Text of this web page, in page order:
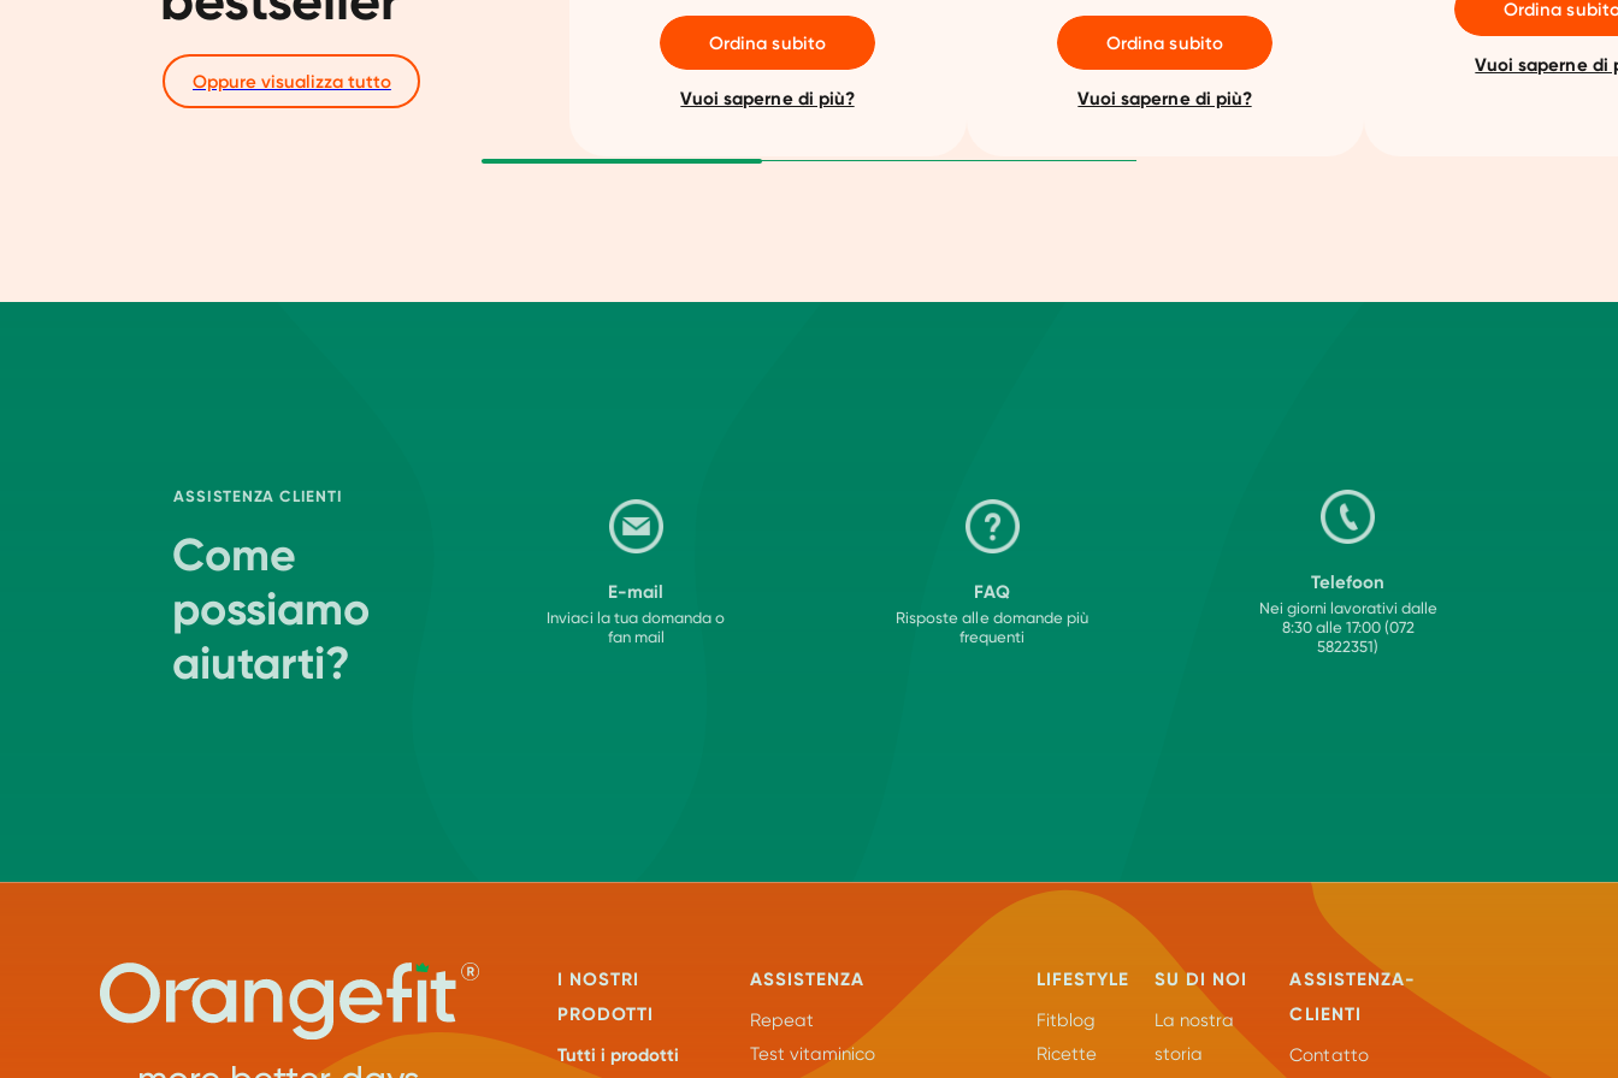
Oppure visualizza tutto
Ordina subito
Vuoi saperne di più?
Ordina subito
Vuoi saperne di più?
Ordina
Vuoi saperne di
ASSISTENZA CLIENTI
Come
possiamo
aiutarti?
E-mail
Inviaci la tua domanda o
fan mail
FAQ
Risposte alle domande più
frequenti
Telefoon
Nei giorni lavorativi dalle
8:30 alle 17:00 (072
5822351)
I NOSTRI
PRODOTTI
Tutti i prodotti
ASSISTENZA
Repeat
Test vitaminico
LIFESTYLE
Fitblog
Ricette
SU DI NOI
La nostra
storia
ASSISTENZA-
CLIENTI
Contatto